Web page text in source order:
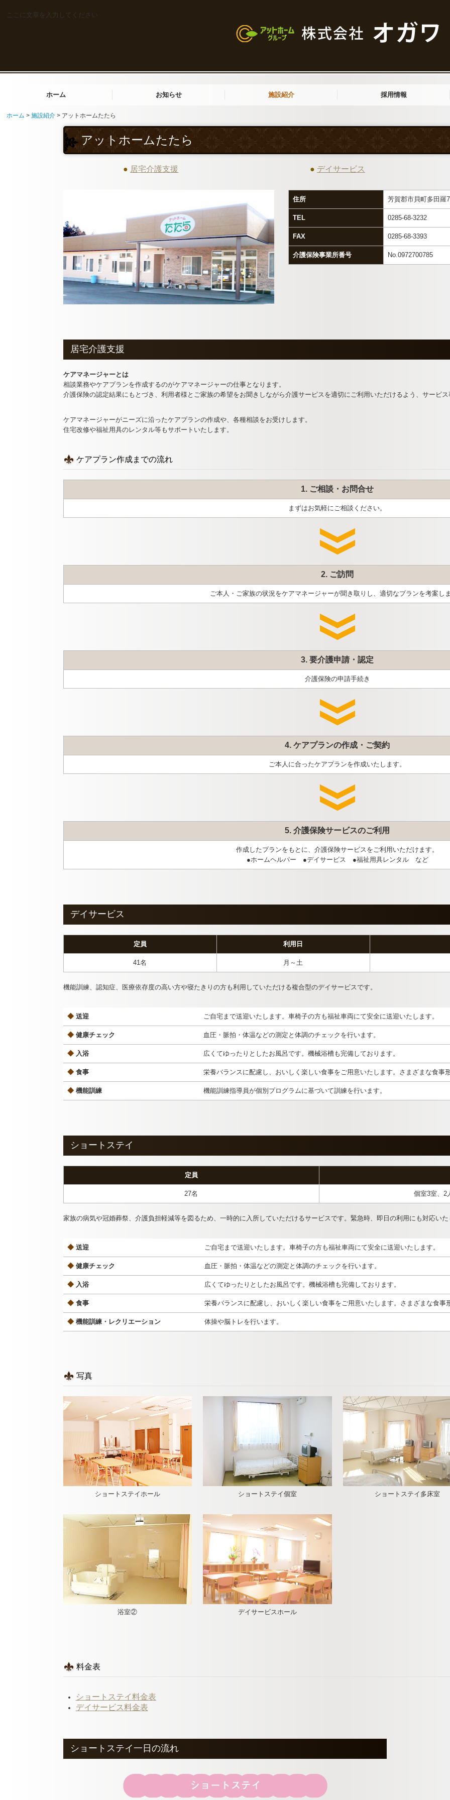
ここに文章を入力してください
ホーム お知らせ 施設紹介 採用情報
ホーム 施設紹介 アットホームたたら
アットホームたたら
● 居宅介護支援 ● デイサービス
住所 芳賀郡市貝町多田羅
TEL 0285-68-3232
FAX 0285-68-3393
介護保険事業所番号 No.0972700785
居宅介護支援
ケアマネージャーとは
相談業務やケアプランを作成するのがケアマネージャーの仕事となります。
介護保険の認定結果にもとづき、利用者様とご家族の希望をお聞きしながら介護サーピスを適切にご利用いただけるよう、サービ
ケアマネージャーがニーズに沿ったケアプランの作成や、各種相談をお受けします。
住宅改修や福祉用具のレンタル等もサポートいたします。
ケアプラン作成までの流れ
1. ご相談・お問合せ
まずはお気軽にご相談ください。
2. ご訪問
ご本人・ご家族の状況をケアマネージャーが聞き取りし、適切なプランを考案し
3. 要介護申請・認定
介護保険の申請手続き
4. ケアプランの作成・ご契約
ご本人に合ったケアプランを作成いたします。
5. 介護保険サービスのご利用
作成したプランをもとに、介護保険サービスをご利用いただけます。
●ホームヘルパー ●デイサービス ●福祉用具レンタル など
デイサービス
定員 利用日
41名 月～土
機能訓練、認知症、医療依存度の高い方や寝たきりの方も利用していただける複合型のデイサービスです。
◆ 送迎 ご自宅まで送迎いたします。車椅子の方も福祉車両にて安全に送迎いたします。
◆ 健康チェック 血圧・脈拍・体温などの測定と体調のチェックを行います。
◆ 入浴 広くてゆったりとしたお風呂です。機械浴槽も完備しております。
◆ 食事 栄養バランスに配慮し、おいしく楽しい食事をご用意いたします。さまざまな食事
◆ 機能訓練 機能訓練指導員が個別プログラムに基づいて訓練を行います。
ショートステイ
定員
27名 個室3室、2
家族の病気や冠婚葬祭、介護負担軽減等を図るため、一時的に入所していただけるサービスです。緊急時、即日の利用にも対応いた
◆ 送迎 ご自宅まで送迎いたします。車椅子の方も福祉車両にて安全に送迎いたします。
◆ 健康チェック 血圧・脈拍・体温などの測定と体調のチェックを行います。
◆ 入浴 広くてゆったりとしたお風呂です。機械浴槽も完備しております。
◆ 食事 栄養バランスに配慮し、おいしく楽しい食事をご用意いたします。さまざまな食事
◆ 機能訓練・レクリエーション 体操や脳トレを行います。
写真
ショートステイホール ショートステイ個室 ショートステイ多床室
浴室② デイサービスホール
料金表
ショートステイ料金表
デイサービス料金表
ショートステイ一日の流れ